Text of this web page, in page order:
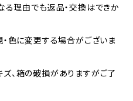
る理由でも返品・交換はできか
・色に変更する場合がございま
、箱の破損がありますがご了